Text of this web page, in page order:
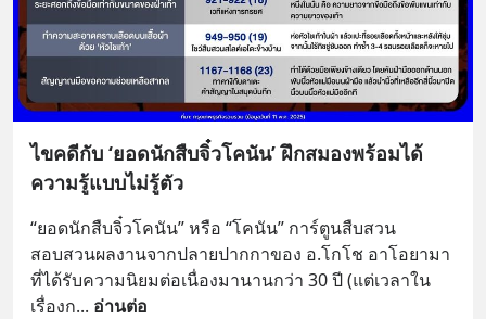
ไขคดีกับ ‘ยอดนักสืบจิ๋วโคนัน’ ฝึกสมองพร้อมได้
ความรู้แบบไม่รู้ตัว
“ยอดนักสืบจิ๋วโคนัน” หรือ “โคนัน” การ์ตูนสืบสวน
สอบสวนผลงานจากปลายปากกาของ อ.โกโช อาโอยามา
ที่ได้รับความนิยมต่อเนื่องมานานกว่า 30 ปี (แต่เวลาใน
เรื่องก... อ่านต่อ